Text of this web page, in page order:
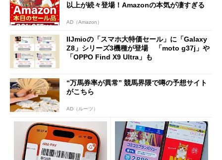
以上が続々登場！Amazonの本気が凄すぎる
AD（Amazon）
IIJmioの「スマホ大特価セール」に「Galaxy
Z8」シリーズ3機種が登場 「moto g37j」や
「OPPO Find X9 Ultra」も
“万馬券率が異常” 競馬界隈で噂の予想サイト
がこちら
AD（ルーツ）